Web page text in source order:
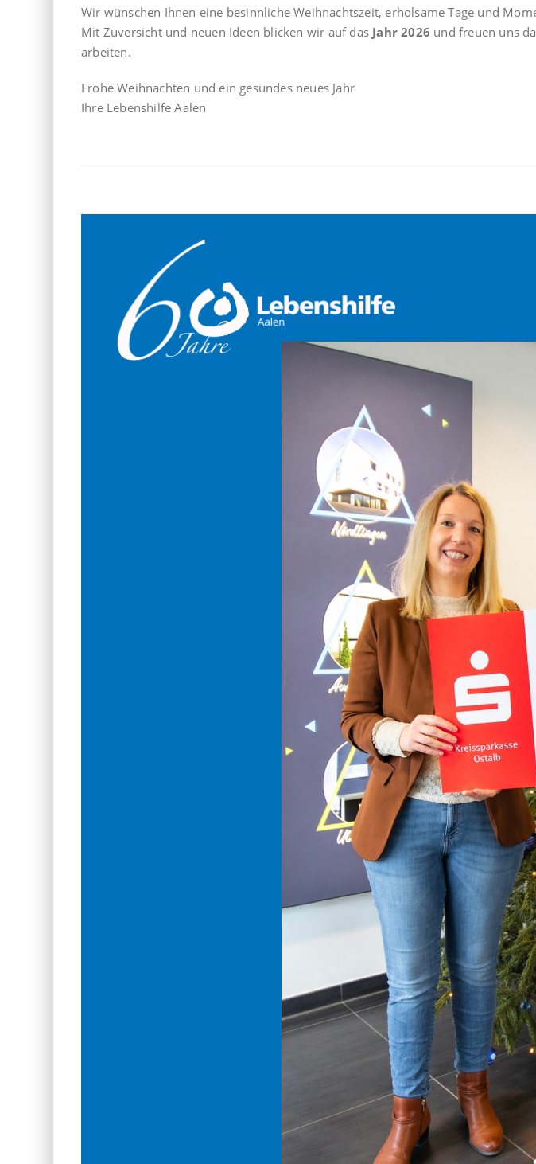
Wir wünschen Ihnen eine besinnliche Weihnachtszeit, erholsame Tage und
Mit Zuversicht und neuen Ideen blicken wir auf das Jahr 2026 und freuen uns
arbeiten.
Frohe Weihnachten und ein gesundes neues Jahr
Ihre Lebenshilfe Aalen